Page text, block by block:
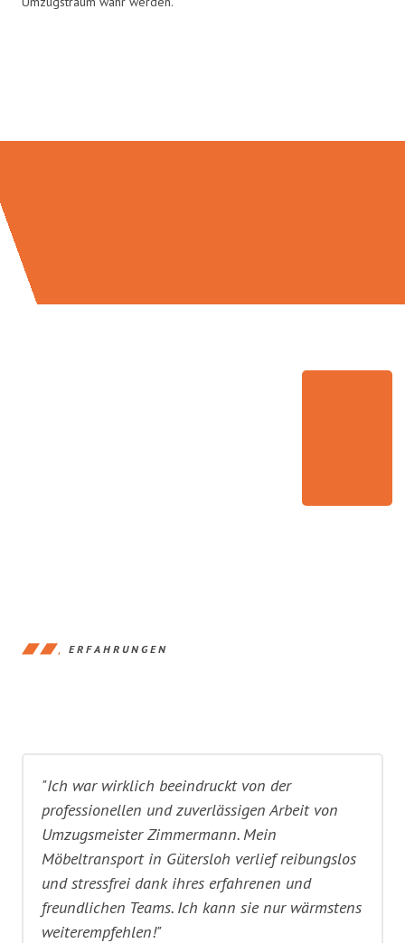
ERFAHRUNGEN
"Ich war wirklich beeindruckt von der
professionellen und zuverlässigen Arbeit von
Umzugsmeister Zimmermann. Mein
Möbeltransport in Gütersloh verlief reibungslos
und stressfrei dank ihres erfahrenen und
freundlichen Teams. Ich kann sie nur wärmstens
weiterempfehlen!"